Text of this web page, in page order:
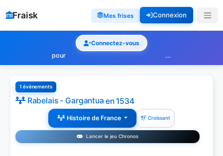
Fraisk Mes frises Connexion
Connectez-vous
pour
...
1 évènements
Rabelais - Gargantua en 1534
Histoire de France Croissant
Lancer le jeu Chronos